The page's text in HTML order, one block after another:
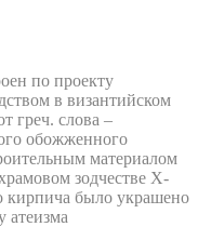
по проекту
в византийском
греч. слова –
обожженного
материалом
зодчестве X-
кирпича было украшено
атеизма